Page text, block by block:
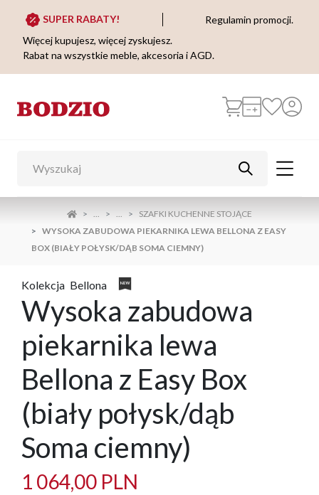
SUPER RABATY!
Regulamin promocji.
Więcej kupujesz, więcej zyskujesz.
Rabat na wszystkie meble, akcesoria i AGD.
... ...
SZAFKI KUCHENNE STOJĄCE
WYSOKA ZABUDOWA PIEKARNIKA LEWA BELLONA Z EASY
BOX (BIAŁY POŁYSK/DĄB SOMA CIEMNY)
Kolekcja Bellona
Wysoka zabudowa
piekarnika lewa
Bellona z Easy Box
(biały połysk/dąb
Soma ciemny)
1 064,00 PLN